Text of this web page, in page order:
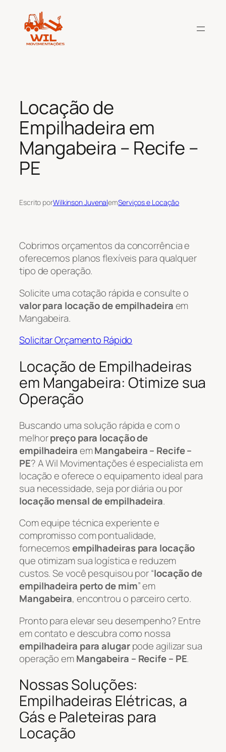
conteúdo
Locação de
Empilhadeira em
Mangabeira – Recife –
PE
Escrito porWilkinson JuvenalemServiços e Locação
Cobrimos orçamentos da concorrência e
oferecemos planos flexíveis para qualquer
tipo de operação.
Solicite uma cotação rápida e consulte o
valor para locação de empilhadeiraem
Mangabeira.
Solicitar Orçamento Rápido
Locação de Empilhadeiras
em Mangabeira: Otimize sua
Operação
Buscando uma solução rápida e com o
melhorpreço para locação de
empilhadeiraemMangabeira – Recife –
PE? A Wil Movimentações é especialista em
locação e oferece o equipamento ideal para
sua necessidade, seja por diária ou por
locação mensal de empilhadeira.
Com equipe técnica experiente e
compromisso com pontualidade,
fornecemosempilhadeiras para locação
que otimizam sua logística e reduzem
custos. Se você pesquisou por “locação de
empilhadeira perto de mim” em
Mangabeira, encontrou o parceiro certo.
Pronto para elevar seu desempenho? Entre
em contato e descubra como nossa
empilhadeira para alugarpode agilizar sua
operação emMangabeira – Recife – PE.
Nossas Soluções:
Empilhadeiras Elétricas, a
Gás e Paleteiras para
Locação